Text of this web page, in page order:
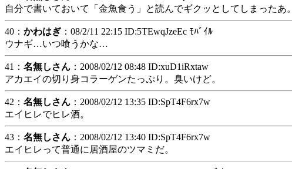
自分で書いておいて「金魚食う」と読んでギクッとしてしまったあ。
40： かわはぎ ：08/2/11 22:15 ID:5TEwqJzeEc ﾓﾊﾞｲﾙ
ウナギ…いつ喰うかな…
41： 名無しさん ：2008/02/12 08:48 ID:xuD1iRxtaw
アカエイの切り身コラーゲンたっぷり。臭いけど。
42： 名無しさん ：2008/02/12 13:35 ID:SpT4F6rx7w
エイヒレでヒレ酒。
43： 名無しさん ：2008/02/12 13:40 ID:SpT4F6rx7w
エイヒレって普通に居酒屋のツマミだ。